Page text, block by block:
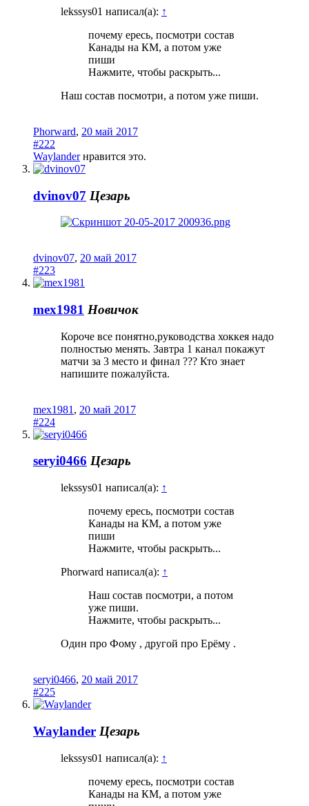
lekssys01 написал(а): ↑
почему ересь, посмотри состав
Канады на КМ, а потом уже
пиши
Нажмите, чтобы раскрыть...
Наш состав посмотри, а потом уже пиши.
Phorward, 20 май 2017
#222
Waylanderнравится это.
dvinov07 Цезарь
dvinov07, 20 май 2017
#223
mex1981 Новичок
Короче все понятно,руководства хоккея надо
полностью менять. Завтра 1 канал покажут
матчи за 3 место и финал ??? Кто знает
напишите пожалуйста.
mex1981 , 20 май 2017
#224
seryi0466 Цезарь
lekssys01 написал(а): ↑
почему ересь, посмотри состав
Канады на КМ, а потом уже
пиши
Нажмите, чтобы раскрыть...
Phorward написал(а): ↑
Наш состав посмотри, а потом
уже пиши.
Нажмите, чтобы раскрыть...
Один про Фому , другой про Ерёму .
seryi0466, 20 май 2017
#225
Waylander Цезарь
lekssys01 написал(а): ↑
почему ересь, посмотри состав
Канады на КМ, а потом уже